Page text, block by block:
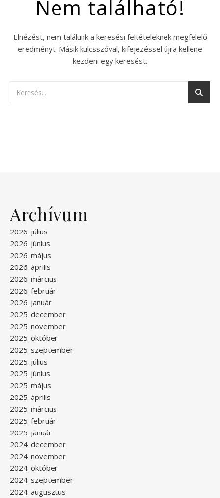
Nem található!
Elnézést, nem találunk a keresési feltételeknek megfelelő
eredményt. Másik kulcsszóval, kifejezéssel újra kellene
kezdeni egy keresést.
Archívum
2026. július
2026. június
2026. május
2026. április
2026. március
2026. február
2026. január
2025. december
2025. november
2025. október
2025. szeptember
2025. július
2025. június
2025. május
2025. április
2025. március
2025. február
2025. január
2024. december
2024. november
2024. október
2024. szeptember
2024. augusztus